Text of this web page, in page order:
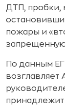
ДТП, пробки,
пожары и
запрещенную
По данным
возглавляет